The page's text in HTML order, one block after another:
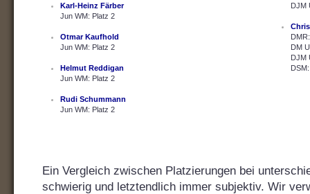
Karl-Heinz Färber
Jun WM: Platz 2
Otmar Kaufhold
Jun WM: Platz 2
Helmut Reddigan
Jun WM: Platz 2
Rudi Schummann
Jun WM: Platz 2
DJM
DM
DJM
Ein Vergleich zwischen Platzierungen bei
schwierig und letztendlich immer subjektiv. Wir